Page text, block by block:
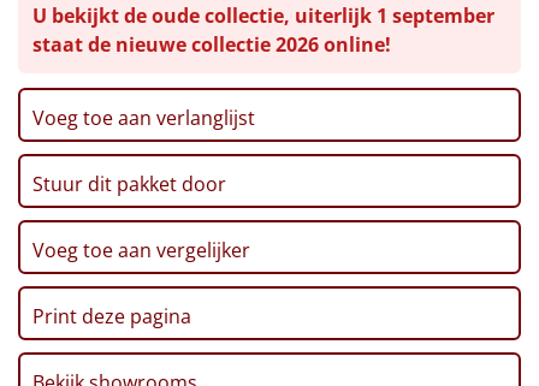
Uniek
Alle thema's
Artikel
Hitster NIEUW
Pizzarette
Tas
Wake up light
Doritos Bits 'Honey BBQ', 30 gr
Mars, 51 gr
Kerst chocolade, 40 gr
Côte d'or, 10 gr, 2 st
Kerstkaart 'Happy Holidays'
Verpakt in een feestelijke kerstdoos, 31 x 20 x 14 cm
U bekijkt de oude collectie, uiterlijk 1 september
staat de nieuwe collectie 2026 online!
Voeg toe aan verlanglijst
Stuur dit pakket door
Voeg toe aan vergelijker
Print deze pagina